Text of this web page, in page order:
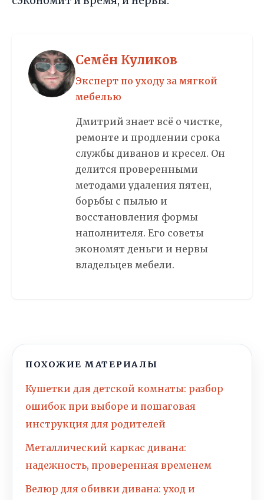
Семён Куликов
Эксперт по уходу за мягкой
мебелью
Дмитрий знает всё о чистке,
ремонте и продлении срока
службы диванов и кресел. Он
делится проверенными
методами удаления пятен,
борьбы с пылью и
восстановления формы
наполнителя. Его советы
экономят деньги и нервы
владельцев мебели.
ПОХОЖИЕ МАТЕРИАЛЫ
Кушетки для детской комнаты: разбор
ошибок при выборе и пошаговая
инструкция для родителей
Металлический каркас дивана:
надежность, проверенная временем
Велюр для обивки дивана: уход и